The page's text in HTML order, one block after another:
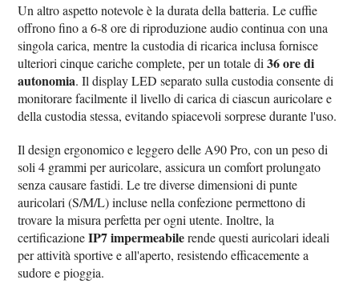
Un altro aspetto notevole è la durata della batteria. Le cuffie
offrono fino a 6-8 ore di riproduzione audio continua con una
singola carica, mentre la custodia di ricarica inclusa fornisce
ulteriori cinque cariche complete, per un totale di36 ore di
autonomia. Il display LED separato sulla custodia consente di
monitorare facilmente il livello di carica di ciascun auricolare e
della custodia stessa, evitando spiacevoli sorprese durante l'uso.
Il design ergonomico e leggero delle A90 Pro, con un peso di
soli 4 grammi per auricolare, assicura un comfort prolungato
senza causare fastidi. Le tre diverse dimensioni di punte
auricolari (S/M/L) incluse nella confezione permettono di
trovare la misura perfetta per ogni utente. Inoltre, la
certificazioneIP7 impermeabilerende questi auricolari ideali
per attività sportive e all'aperto, resistendo efficacemente a
sudore e pioggia.